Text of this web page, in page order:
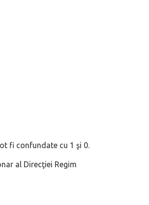
fi confundate cu 1 şi 0.
al Direcţiei Regim